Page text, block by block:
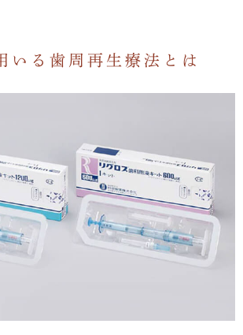
いる歯周再生療法とは